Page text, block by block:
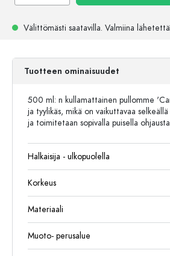
Välittömästi saatavilla. Valmiina
Tuotteen ominaisuudet
500 ml: n kullamattainen pullomme
ja tyylikäs, mikä on vaikuttavaa
ja toimitetaan sopivalla puisella
Halkaisija - ulkopuolella
Korkeus
Materiaali
Muoto- perusalue